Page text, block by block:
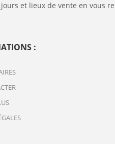
jours et lieux de vente en vous
: